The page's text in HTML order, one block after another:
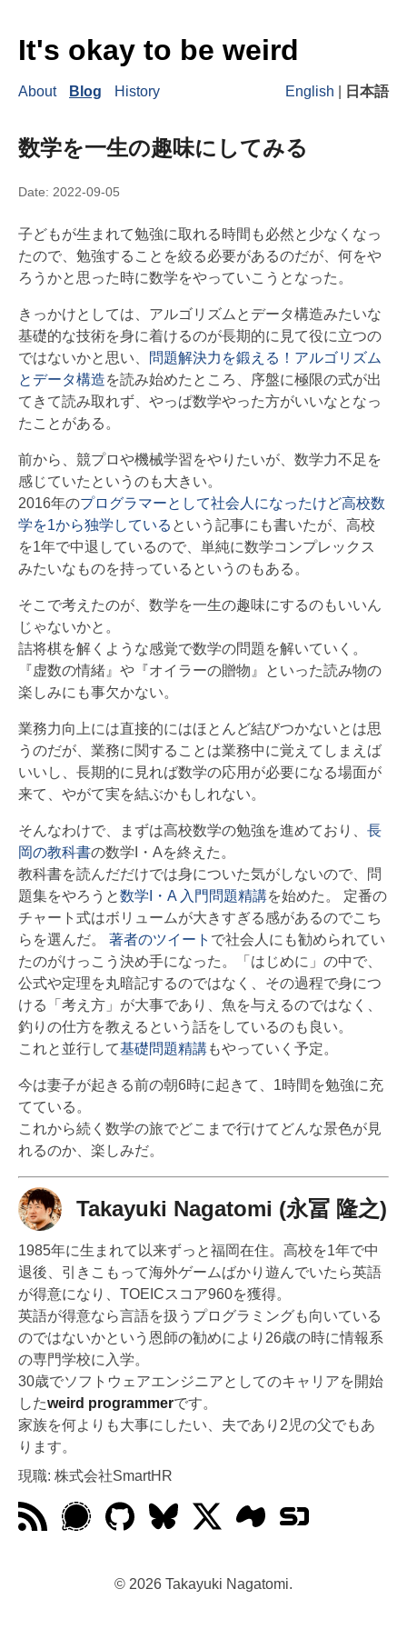
It's okay to be weird
About Blog History English 日本語
数学を一生の趣味にしてみる
Date: 2022-09-05
子どもが生まれて勉強に取れる時間も必然と少なくなっ
たので、勉強することを絞る必要があるのだが、何をや
ろうかと思った時に数学をやっていこうとなった。
きっかけとしては、アルゴリズムとデータ構造みたいな
基礎的な技術を身に着けるのが長期的に見て役に立つの
ではないかと思い、
問題解決力を鍛える！アルゴリズム
とデータ構造を読み始めたところ、序盤に極限の式が出
てきて読み取れず、やっぱ数学やった方がいいなとなっ
たことがある。
前から、競プロや機械学習をやりたいが、数学力不足を
感じていたというのも大きい。
2016年のプログラマーとして社会人になったけど高校数
学を1から独学している という記事にも書いたが、高校
を1年で中退しているので、単純に数学コンプレックス
みたいなものを持っているというのもある。
そこで考えたのが、数学を一生の趣味にするのもいいん
じゃないかと。
詰将棋を解くような感覚で数学の問題を解いていく。
『虚数の情緒』や『オイラーの贈物』といった読み物の
楽しみにも事欠かない。
業務力向上には直接的にはほとんど結びつかないとは思
うのだが、業務に関することは業務中に覚えてしまえば
いいし、長期的に見れば数学の応用が必要になる場面が
来て、やがて実を結ぶかもしれない。
そんなわけで、まずは高校数学の勉強を進めており、 長
岡の教科書の数学I・Aを終えた。
教科書を読んだだけでは身についた気がしないので、問
題集をやろうと数学I・A 入門問題精講を始めた。 定番の
チャート式はボリュームが大きすぎる感があるのでこち
らを選んだ。 著者のツイート で社会人にも勧められてい
たのがけっこう決め手になった。「はじめに」の中で、
公式や定理を丸暗記するのではなく、その過程で身につ
ける「考え方」が大事であり、魚を与えるのではなく、
釣りの仕方を教えるという話をしているのも良い。
これと並行して基礎問題精講もやっていく予定。
今は妻子が起きる前の朝6時に起きて、1時間を勉強に充
てている。
これから続く数学の旅でどこまで行けてどんな景色が見
れるのか、楽しみだ。
Takayuki Nagatomi (永冨 隆之)
1985年に生まれて以来ずっと福岡在住。高校を1年で中
退後、引きこもって海外ゲームばかり遊んでいたら英語
が得意になり、TOEICスコア960を獲得。
英語が得意なら言語を扱うプログラミングも向いている
のではないかという恩師の勧めにより26歳の時に情報系
の専門学校に入学。
30歳でソフトウェアエンジニアとしてのキャリアを開始
したweird programmerです。
家族を何よりも大事にしたい、夫であり2児の父でもあ
ります。
現職: 株式会社SmartHR
© 2026 Takayuki Nagatomi.